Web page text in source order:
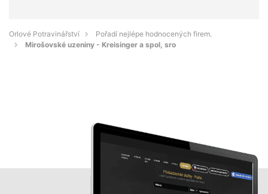
Orlové Potravinářství
Pořadí nejlépe hodnocených firem.
Mirošovské uzeniny - Kreisinger a spol, sro